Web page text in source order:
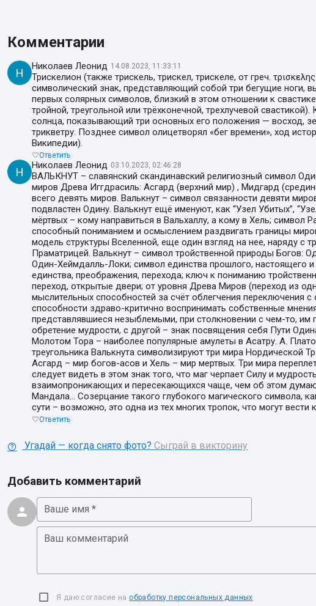
Комментарии
Н
Николаев Леонид 14.08.2023, 11:33:11
Трискелион (также трискель, трискел, трискеле, от греч.
символический знак, представляющий собой три бегущие ноги,
первых солярных символов, близкий в этом отношении к
тройной, треугольной или трёхконечной, трехлучевой
солнца, показывающий три основных его положения — восход,
трикветру. Позднее символ олицетворял «бег времени», ход
Википедии).
Ответить
Н
Николаев Леонид 03.10.2023, 02:46:28
ВАЛЬКНУТ – славянский скандинавский религиозный символ
миров Древа Иггдрасиль: Асгард (верхний мир) , Мидгард
всего девять миров. Валькнут – символ связанности девяти
подвластен Одину. Валькнут ещё именуют, как “Узел Убитых”,
мёртвых – кому направиться в Вальхаллу, а кому в Хель; символ
способный пониманием и осмыслением раздвигать границы
модель структуры Вселенной, еще один взгляд на нее, наряду с
Праматрицей. Валькнут – символ тройственной природы Богов:
Один-Хеймдалль-Локи; символ единства прошлого, настоящего и
единства, преображения, перехода; ключ к пониманию
переход, открытые двери; от уровня Древа Миров (переход из
мыслительных способностей за счёт облегчения переключения
способности здраво-критично воспринимать собственные
представлявшиеся незыблемыми, при столкновении с чем-то,
обретение мудрости, с другой – знак посвящения себя Пути
Молотом Тора – наиболее популярные амулеты в Асатру. А.
треугольника Валькнута символизируют три мира Нордической
Асгард – мир богов-асов и Хель – мир мертвых. Три мира
следует видеть в этом знак того, что маг черпает Силу и
взаимопроникающих и пересекающихся чаще, чем об этом
Мандала… Созерцание такого глубокого магического символа,
сути – возможно, это одна из тех многих тропок, что могут
Ответить
Угадай — когда снято фото? Сыграй в викторину
Добавить комментарий
Ваше имя *
Ваш комментарий
Я даю согласие на обработку персональных данных